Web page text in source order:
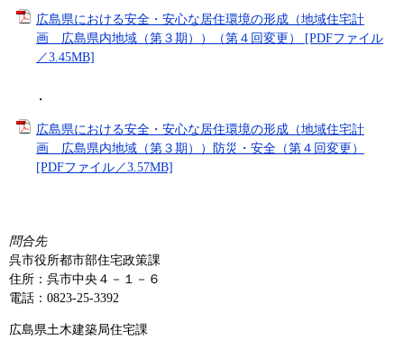
広島県における安全・安心な居住環境の形成（地域住宅計
画 広島県内地域（第３期））（第４回変更） [PDFファイル
／3.45MB]
・
広島県における安全・安心な居住環境の形成（地域住宅計
画 広島県内地域（第３期））防災・安全（第４回変更）
[PDFファイル／3.57MB]
問合先
呉市役所都市部住宅政策課
住所：呉市中央４－１－６
電話：0823-25-3392
広島県土木建築局住宅課